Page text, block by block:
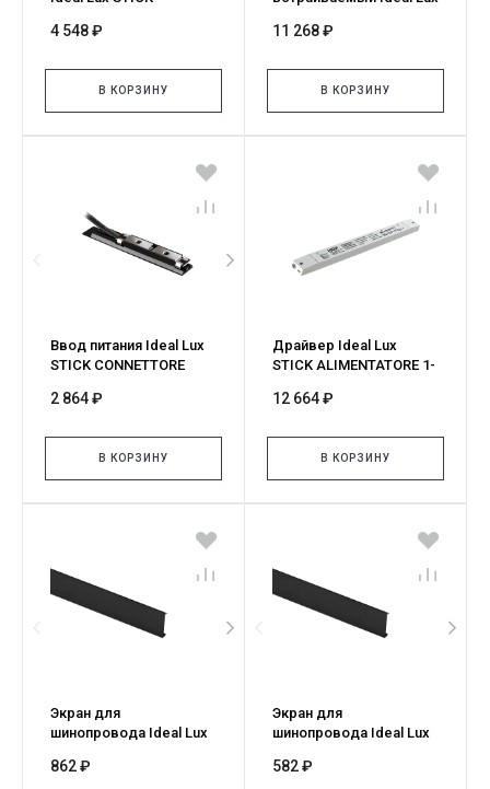
NERO 329598
4 548 ₽
В КОРЗИНУ
BINARIO ON-OFF 150W
11 268 ₽
В КОРЗИНУ
Ввод питания Ideal Lux
STICK CONNETTORE
329703
2 864 ₽
В КОРЗИНУ
Драйвер Ideal Lux
STICK ALIMENTATORE 1-
12 664 ₽
В КОРЗИНУ
Экран для
шинопровода Ideal Lux
BINARIO 2 MT NERO
862 ₽
Экран для
шинопровода Ideal Lux
BINARIO 1 MT NERO
582 ₽